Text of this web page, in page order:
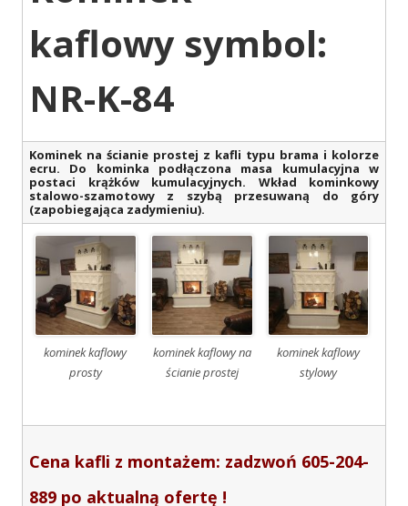
kaflowy symbol:
NR-K-84
Kominek na ścianie prostej z kafli typu brama i kolorze
ecru. Do kominka podłączona masa kumulacyjna w
postaci krążków kumulacyjnych. Wkład kominkowy
stalowo-szamotowy z szybą przesuwaną do góry
(zapobiegająca zadymieniu).
kominek kaflowy
prosty
kominek kaflowy na
ścianie prostej
kominek kaflowy
stylowy
Cena kafli z montażem: zadzwoń 605-204-
889 po aktualną ofertę !